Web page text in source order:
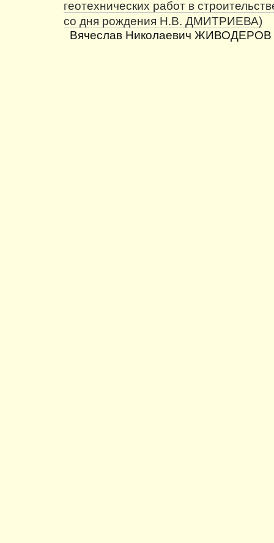
геотехнических работ в
со дня рождения Н.В. ДМИТРИЕВА)
Вячеслав Николаевич ЖИВОДЕРОВ